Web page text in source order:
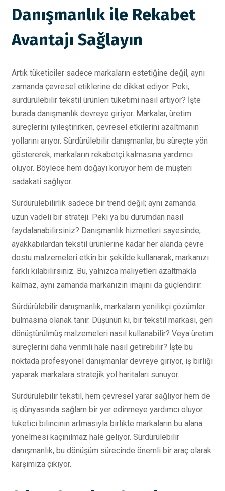
Danışmanlık ile Rekabet
Avantajı Sağlayın
Artık tüketiciler sadece markaların estetiğine değil, aynı
zamanda çevresel etiklerine de dikkat ediyor. Peki,
sürdürülebilir tekstil ürünleri tüketimi nasıl artıyor? İşte
burada danışmanlık devreye giriyor. Markalar, üretim
süreçlerini iyileştirirken, çevresel etkilerini azaltmanın
yollarını arıyor. Sürdürülebilir danışmanlar, bu süreçte yön
göstererek, markaların rekabetçi kalmasına yardımcı
oluyor. Böylece hem doğayı koruyor hem de müşteri
sadakati sağlıyor.
Sürdürülebilirlik sadece bir trend değil; aynı zamanda
uzun vadeli bir strateji. Peki ya bu durumdan nasıl
faydalanabilirsiniz? Danışmanlık hizmetleri sayesinde,
ayakkabılardan tekstil ürünlerine kadar her alanda çevre
dostu malzemeleri etkin bir şekilde kullanarak, markanızı
farklı kılabilirsiniz. Bu, yalnızca maliyetleri azaltmakla
kalmaz, aynı zamanda markanızın imajını da güçlendirir.
Sürdürülebilir danışmanlık, markaların yenilikçi çözümler
bulmasına olanak tanır. Düşünün ki, bir tekstil markası, geri
dönüştürülmüş malzemeleri nasıl kullanabilir? Veya üretim
süreçlerini daha verimli hale nasıl getirebilir? İşte bu
noktada profesyonel danışmanlar devreye giriyor, iş birliği
yaparak markalara stratejik yol haritaları sunuyor.
Sürdürülebilir tekstil, hem çevresel yarar sağlıyor hem de
iş dünyasında sağlam bir yer edinmeye yardımcı oluyor.
tüketici bilincinin artmasıyla birlikte markaların bu alana
yönelmesi kaçınılmaz hale geliyor. Sürdürülebilir
danışmanlık, bu dönüşüm sürecinde önemli bir araç olarak
karşımıza çıkıyor.